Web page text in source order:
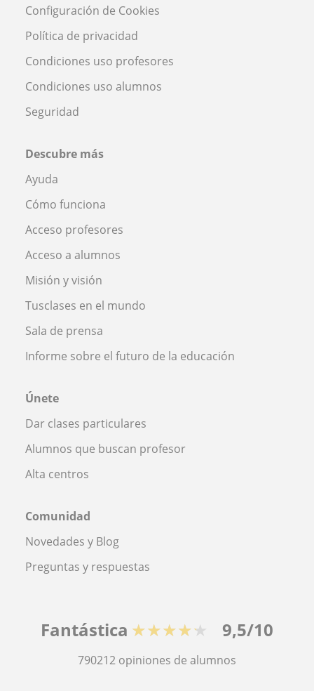
Configuración de Cookies
Política de privacidad
Condiciones uso profesores
Condiciones uso alumnos
Seguridad
Descubre más
Ayuda
Cómo funciona
Acceso profesores
Acceso a alumnos
Misión y visión
Tusclases en el mundo
Sala de prensa
Informe sobre el futuro de la educación
Únete
Dar clases particulares
Alumnos que buscan profesor
Alta centros
Comunidad
Novedades y Blog
Preguntas y respuestas
Fantástica ★★★★★ 9,5/10
790212 opiniones de alumnos